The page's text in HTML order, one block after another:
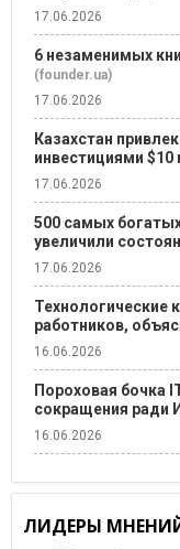
17.06.2026
6 незаменимых
(founder.ua)
17.06.2026
Казахстан
инвестициями $10
17.06.2026
500 самых
увеличили
17.06.2026
Технологические
работников,
16.06.2026
Пороховая бочка
сокращения ради
16.06.2026
ЛИДЕРЫ